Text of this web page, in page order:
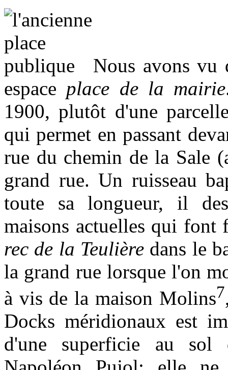
Nous avons vu
espace place de la mairie
1900, plutôt d'une
qui permet en passant
rue du chemin de la Sale
grand rue. Un ruisseau
toute sa longueur, il
maisons actuelles qui font
rec de la Teulière dans le
la grand rue lorsque l'on
à vis de la maison Molins7
Docks méridionaux est
d'une superficie au sol